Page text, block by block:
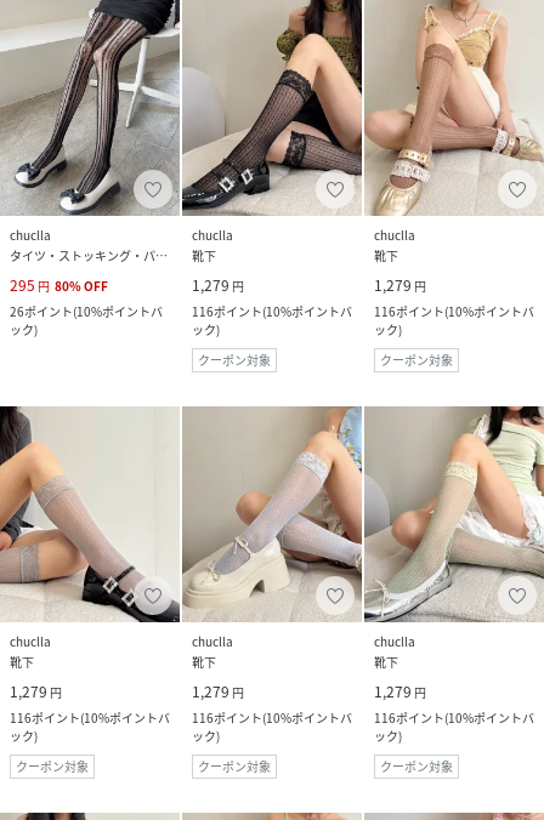
chuclla
タイツ・ストッキング・パンスト
295 円 80%OFF
26ポイント(10%ポイントバ
ック)
chuclla
靴下
1,279 円
116ポイント(10%ポイントバ
ック)
クーポン対象
chuclla
靴下
1,279 円
116ポイント(10%ポイントバ
ック)
クーポン対象
chuclla
靴下
1,279 円
116ポイント(10%ポイントバ
ック)
クーポン対象
chuclla
靴下
1,279 円
116ポイント(10%ポイントバ
ック)
クーポン対象
chuclla
靴下
1,279 円
116ポイント(10%ポイントバ
ック)
クーポン対象